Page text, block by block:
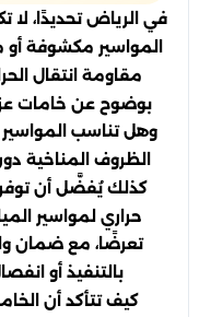
في الرياض تحديدًا، لا
المواسير مكشوفة
مقاومة انتقال
بوضوح عن خامات
وهل تناسب
الظروف المناخية
كذلك يُفضَّل أن توفر
حراري لمواسير
تعرضًا، مع ضمان
بالتنفيذ أو
كيف تتأكد أن